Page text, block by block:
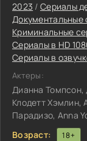
2023 / Сериалы
Документальные
Криминальные
Сериалы в HD
Сериалы в
Актеры:
Дианна Томпсон,
Клодетт Хэмлин,
Парадизо, Anna
Возраст:
18+